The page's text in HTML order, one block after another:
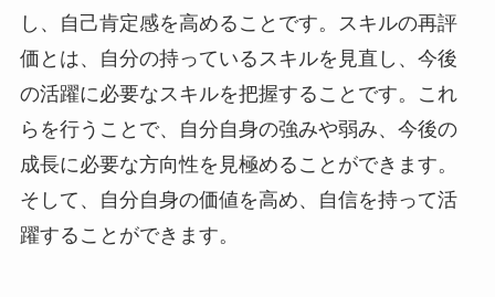
し、自己肯定感を高めることです。スキルの再評
価とは、自分の持っているスキルを見直し、今後
の活躍に必要なスキルを把握することです。これ
らを行うことで、自分自身の強みや弱み、今後の
成長に必要な方向性を見極めることができます。
そして、自分自身の価値を高め、自信を持って活
躍することができます。